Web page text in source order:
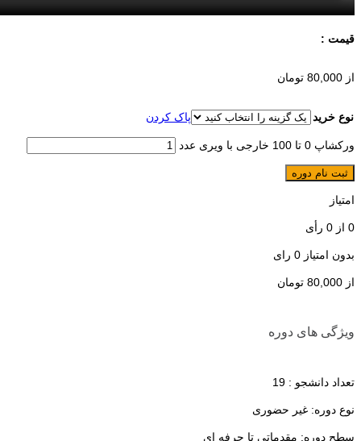
قیمت :
از 80,000 تومان
نوع خرید پاک کردن
ورکشاپ 0 تا 100 خارجی با ویری عدد
ثبت نام دوره
امتیاز
0 از 0 رأی
بدون امتیاز 0 رای
از 80,000 تومان
ویژگی های دوره
تعداد دانشجو : 19
نوع دوره: غیر حضوری
سطح دوره: مقدماتی تا حرفه ای